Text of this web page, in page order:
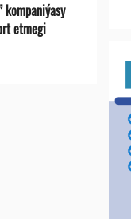
kompaniýasy
etmegi